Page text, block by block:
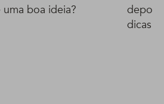
boa ideia?
depois
dicas